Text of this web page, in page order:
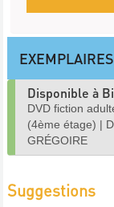
EXEMPLAIRES
Disponible à
DVD fiction
(4ème étage) |
GRÉGOIRE
Suggestions